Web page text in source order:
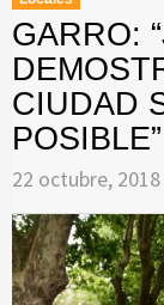
GARRO:
CIUDAD
POSIBLE”
22 octubre, 2018